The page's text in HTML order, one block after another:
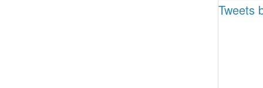
Tweets